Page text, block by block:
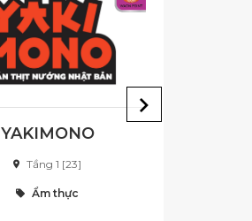
YAKIMONO
Tầng 1 [23]
Ẩm thực